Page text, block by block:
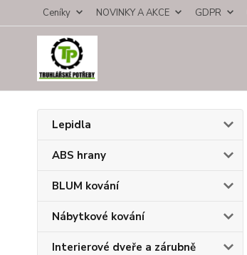
Ceníky NOVINKY A AKCE GDPR
Lepidla
ABS hrany
BLUM kování
Nábytkové kování
Interierové dveře a zárubně